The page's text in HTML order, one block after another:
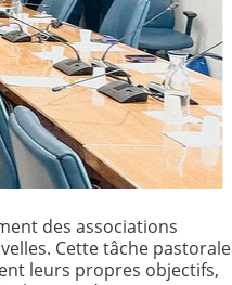
des associations
Cette tâche pastorale
leurs propres objectifs,